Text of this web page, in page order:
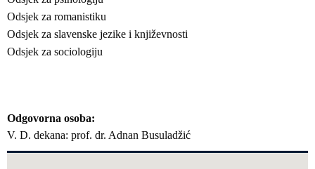
Odsjek za romanistiku
Odsjek za slavenske jezike i književnosti
Odsjek za sociologiju
Odgovorna osoba
V. D. dekana: prof. dr. Adnan Busuladžić